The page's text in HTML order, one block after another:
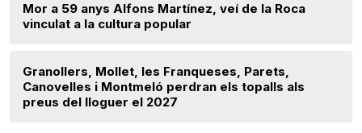
Mor a 59 anys Alfons Martínez, veí de la Roca
vinculat a la cultura popular
Granollers, Mollet, les Franqueses, Parets,
Canovelles i Montmeló perdran els topalls als
preus del lloguer el 2027